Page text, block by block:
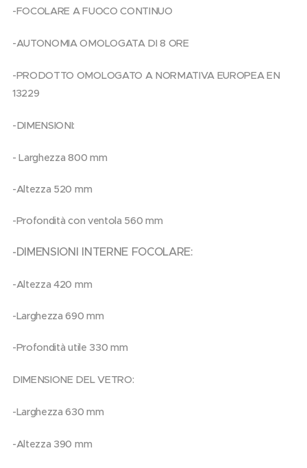
-FOCOLARE A FUOCO CONTINUO
-AUTONOMIA OMOLOGATA DI 8 ORE
-PRODOTTO OMOLOGATO A NORMATIVA EUROPEA EN
13229
-DIMENSIONI:
- Larghezza 800 mm
-Altezza 520 mm
-Profondità con ventola 560 mm
-DIMENSIONI INTERNE FOCOLARE:
-Altezza 420 mm
-Larghezza 690 mm
-Profondità utile 330 mm
DIMENSIONE DEL VETRO:
-Larghezza 630 mm
-Altezza 390 mm